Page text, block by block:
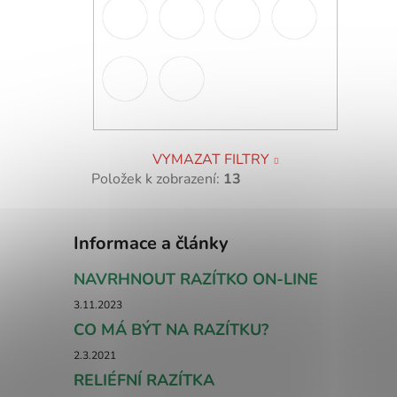
VYMAZAT FILTRY
Položek k zobrazení: 13
Informace a články
NAVRHNOUT RAZÍTKO ON-LINE
3.11.2023
CO MÁ BÝT NA RAZÍTKU?
2.3.2021
RELIÉFNÍ RAZÍTKA